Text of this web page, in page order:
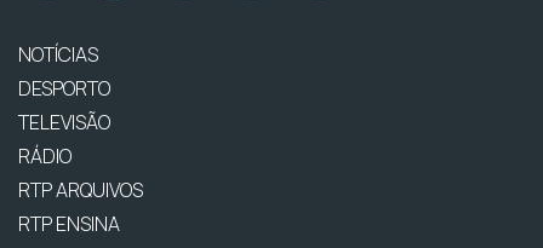
NOTÍCIAS
DESPORTO
TELEVISÃO
RÁDIO
RTP ARQUIVOS
RTP ENSINA